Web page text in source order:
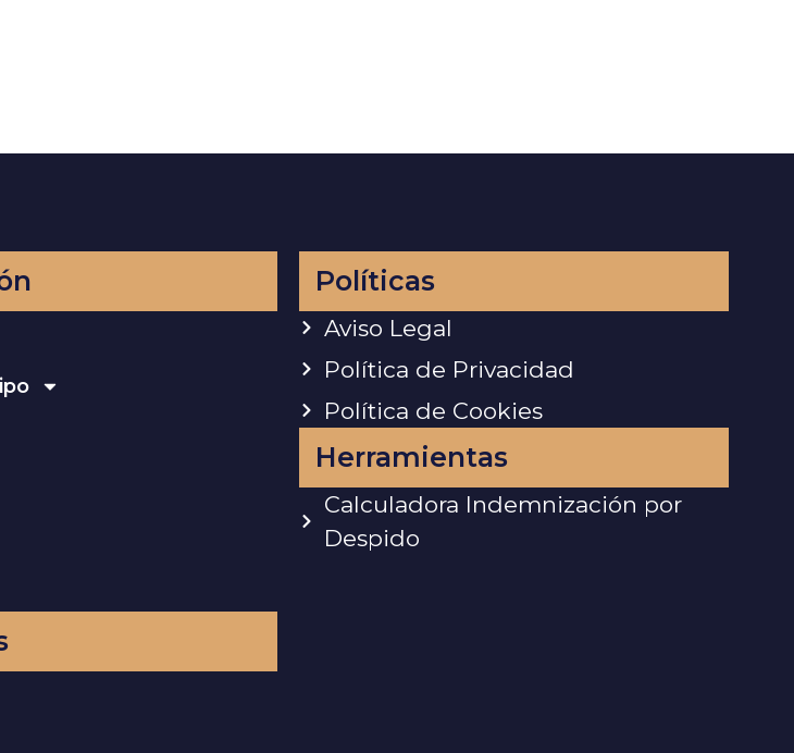
Políticas
Aviso Legal
Política de Privacidad
Política de Cookies
Herramientas
Calculadora Indemnización por
Despido